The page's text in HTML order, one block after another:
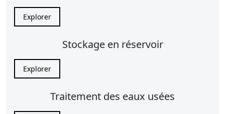
Explorer
Stockage en réservoir
Explorer
Traitement des eaux usées